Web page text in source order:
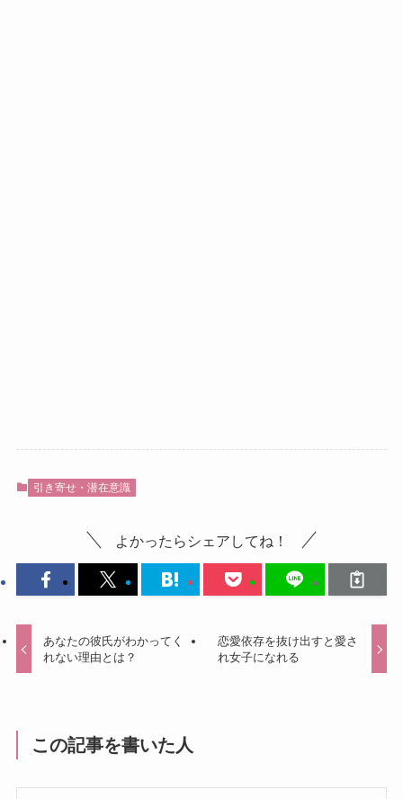
引き寄せ・潜在意識
よかったらシェアしてね！
あなたの彼氏がわかってく
れない理由とは？
恋愛依存を抜け出すと愛さ
れ女子になれる
この記事を書いた人